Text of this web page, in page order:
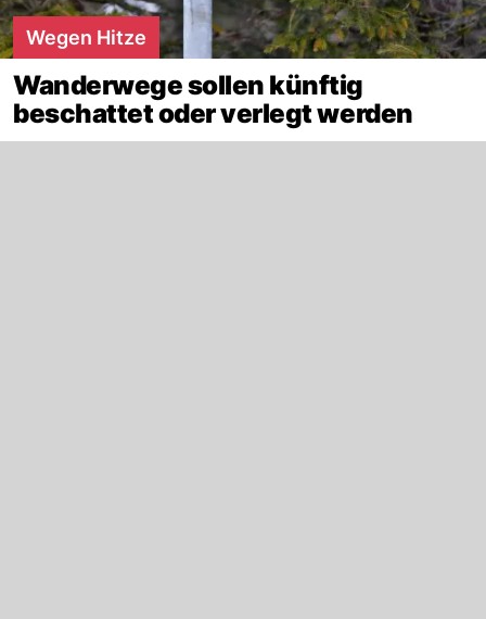
Wegen Hitze
Wanderwege sollen künftig
beschattet oder verlegt werden